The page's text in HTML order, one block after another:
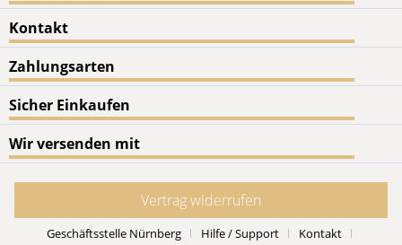
Kontakt
Zahlungsarten
Sicher Einkaufen
Wir versenden mit
Vertrag widerrufen
Geschäftsstelle Nürnberg Hilfe / Support Kontakt